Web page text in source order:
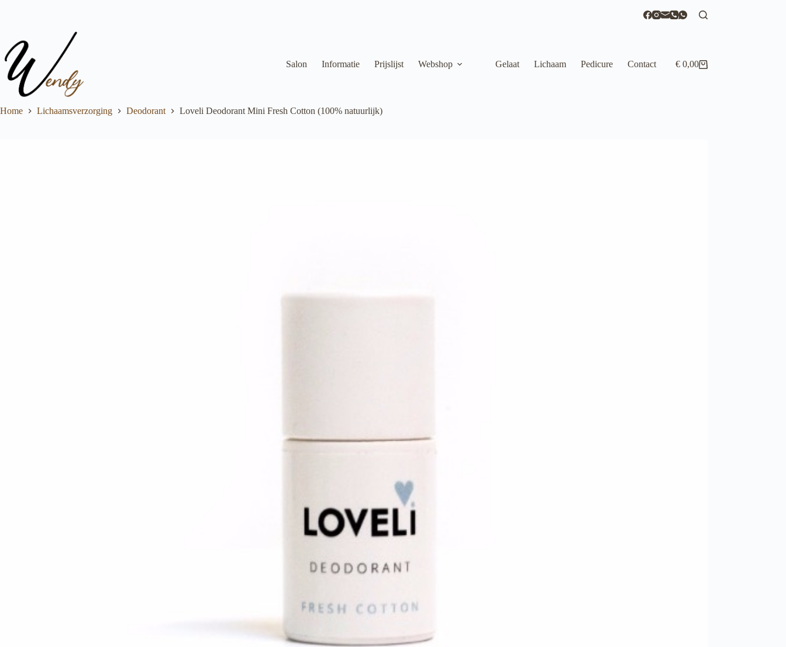
Salon Informatie Prijslijst Webshop Gelaat Lichaam Pedicure Contact Winkelwagen
€0,00
Home Lichaamsverzorging Deodorant Loveli Deodorant Mini Fresh Cotton (100% natuurlijk)